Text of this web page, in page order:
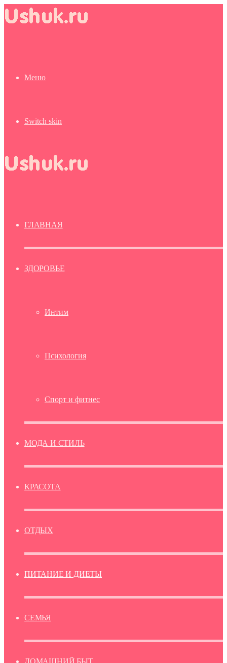
Меню
Switch skin
ГЛАВНАЯ
ЗДОРОВЬЕ
Интим
Психология
Спорт и фитнес
МОДА И СТИЛЬ
КРАСОТА
ОТДЫХ
ПИТАНИЕ И ДИЕТЫ
СЕМЬЯ
ДОМАШНИЙ БЫТ